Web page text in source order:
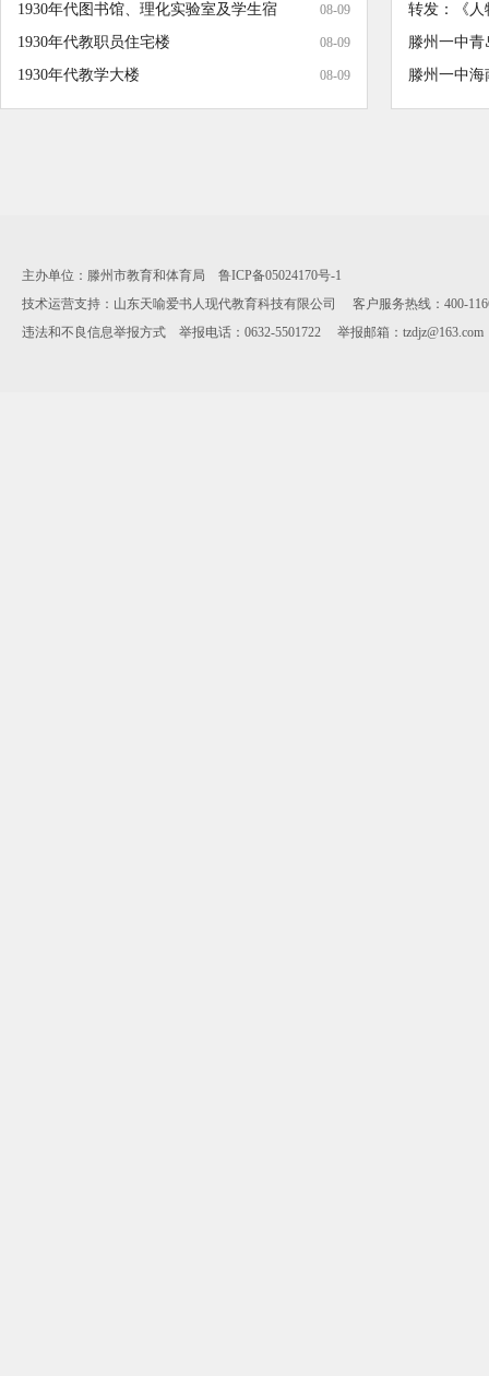
1930年代图书馆、理化实验室及学生宿 08-09
1930年代教职员住宅楼 08-09
1930年代教学大楼 08-09
转发：《人
滕州一中
滕州一中
主办单位：滕州市教育和体育局 鲁ICP备05024170号-1
技术运营支持：山东天喻爱书人现代教育科技有限公司 客户服务热线：400-
违法和不良信息举报方式 举报电话：0632-5501722 举报邮箱：tzdjz@163.com